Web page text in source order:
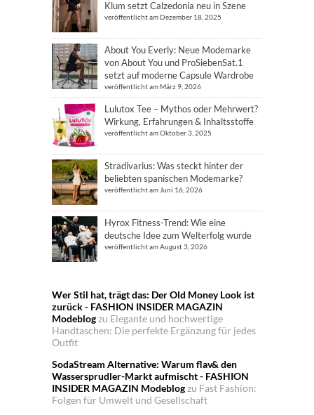
Klum setzt Calzedonia neu in Szene
veröffentlicht am Dezember 18, 2025
About You Everly: Neue Modemarke
von About You und ProSiebenSat.1
setzt auf moderne Capsule Wardrobe
veröffentlicht am März 9, 2026
Lulutox Tee – Mythos oder Mehrwert?
Wirkung, Erfahrungen & Inhaltsstoffe
veröffentlicht am Oktober 3, 2025
Stradivarius: Was steckt hinter der
beliebten spanischen Modemarke?
veröffentlicht am Juni 16, 2026
Hyrox Fitness-Trend: Wie eine
deutsche Idee zum Welterfolg wurde
veröffentlicht am August 3, 2026
Wer Stil hat, trägt das: Der Old Money Look ist
zurück - FASHION INSIDER MAGAZIN
Modeblogzu Elegante und hochwertige
Handtaschen: Die perfekte Ergänzung für jedes
Outfit
SodaStream Alternative: Warum flav& den
Wassersprudler-Markt aufmischt - FASHION
INSIDER MAGAZIN Modeblogzu Fast Fashion:
Folgen für Umwelt und Gesellschaft